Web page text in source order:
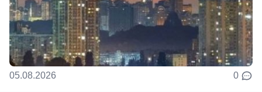
05.08.2026 0